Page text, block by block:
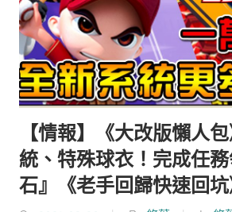
【情報】《大改版懶人
統、特殊球衣！完成任
石』《老手回歸快速回坑